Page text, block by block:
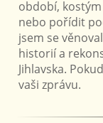
období,
nebo pořídit
jsem se
historií a
Jihlavska.
vaši zprávu.